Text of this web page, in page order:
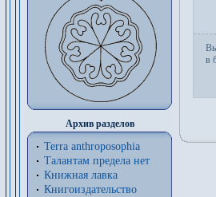
Архив разделов
Terra anthroposophia
Талантам предела нет
Книжная лавка
Книгоиздательство
в